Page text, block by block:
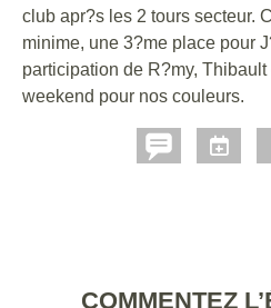
club apr?s les 2 tours secteur.
minime, une 3?me place pour
participation de R?my,
weekend pour nos couleurs.
COMMENTEZ